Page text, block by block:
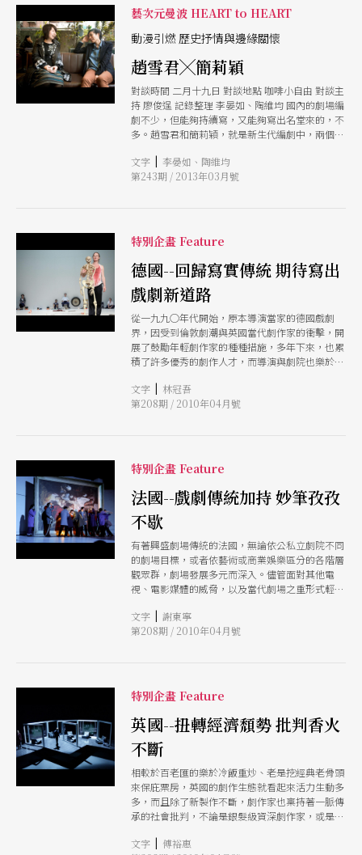
藝次元曼波 HEART to HEART
動漫引燃 歷史抒情與邊緣關懷
趙雪君╳簡莉穎
對談時間 二月十九日 對談地點 咖啡小自由 對談主
持 廖俊逞 記錄整理 李晏如、陶維均 國內的劇場編
劇不少，但能夠持續寫，又能夠寫出名堂來的，不
多。趙雪君和簡莉穎，就是新生代編劇中，兩個極
勃發能量產生很有趣的氣場。一個泉湧，一個騷
動，看似徹底相異的兩人，話題竟在最意想不到處
社會邊緣，找到最晦澀幽微的人性傷痛。 如同聊
到少時同受日本動漫啟發時的熱情，兩人的獨特氣
質，似乎剛好在這個由幾何線條與異質狂想購成的
戲劇世界，達到了微妙的同步。 如果說編劇最需
要的是對創作的堅持和豐沛的人世情感考察，也許
的熱情與衝勁，也是更加必要的。
文字 | 李晏如、陶維均
第243期 / 2013年03月號
特別企畫 Feature
德國--回歸寫實傳統 期待寫出
戲劇新道路
從一九九○年代開始，原本導演當家的德國戲劇
界，因受到倫敦劇潮與英國當代劇作家的衝擊，開
展了鼓勵年輕劇作家的種種措施，多年下來，也累
積了許多優秀的劇作人才，而導演與劇院也樂於與
一來是告別後現代，回歸傳統寫實敘事，二來是集
體創作形式與記錄性質的盛行，其三則是關懷當前
文字 | 林冠吾
第208期 / 2010年04月號
特別企畫 Feature
法國--戲劇傳統加持 妙筆孜孜
不歇
有著興盛劇場傳統的法國，無論依公私立劇院不同
的劇場目標，或者依藝術或商業娛樂區分的各階層
觀眾群，劇場發展多元而深入。儘管面對其他電
視、電影媒體的威脅，以及當代劇場之重形式輕文
固體系中，創作出許多優秀的當代劇場文本。
文字 | 謝東寧
第208期 / 2010年04月號
特別企畫 Feature
英國--扭轉經濟頹勢 批判香火
不斷
相較於百老匯的樂於冷飯重炒、老是挖經典老骨頭
來保庇票房，英國的劇作生態就看起來活力生動多
多，而且除了新製作不斷，劇作家也稟持著一脈傳
承的社會批判，不論是銀髮級資深劇作家，或是年
情。
文字 | 傅裕惠